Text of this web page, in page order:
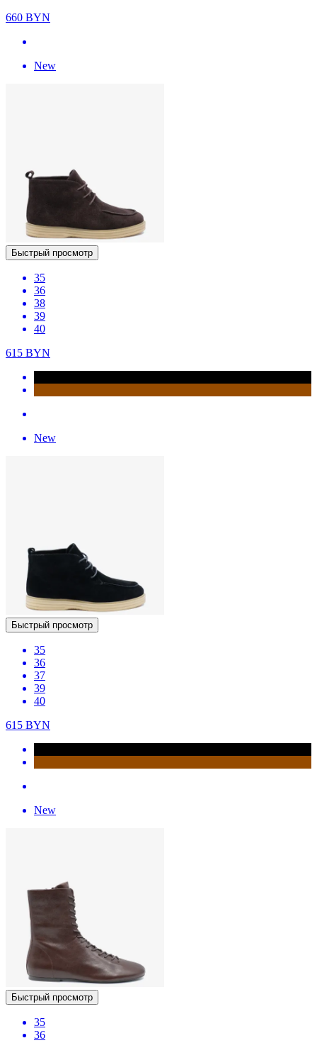
660 BYN
New
Быстрый просмотр
35
36
38
39
40
615 BYN
New
Быстрый просмотр
35
36
37
39
40
615 BYN
New
Быстрый просмотр
35
36